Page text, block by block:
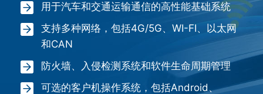
用于汽车和交通运输通信的高性能基础系统
支持多种网络，包括4G/5G、WI-FI、以太网
和CAN
防火墙、入侵检测系统和软件生命周期管理
可选的客户机操作系统，包括Android、